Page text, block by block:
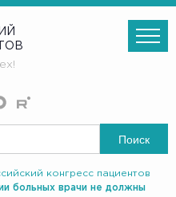
Поиск
конгресс пациентов
больных врачи не должны